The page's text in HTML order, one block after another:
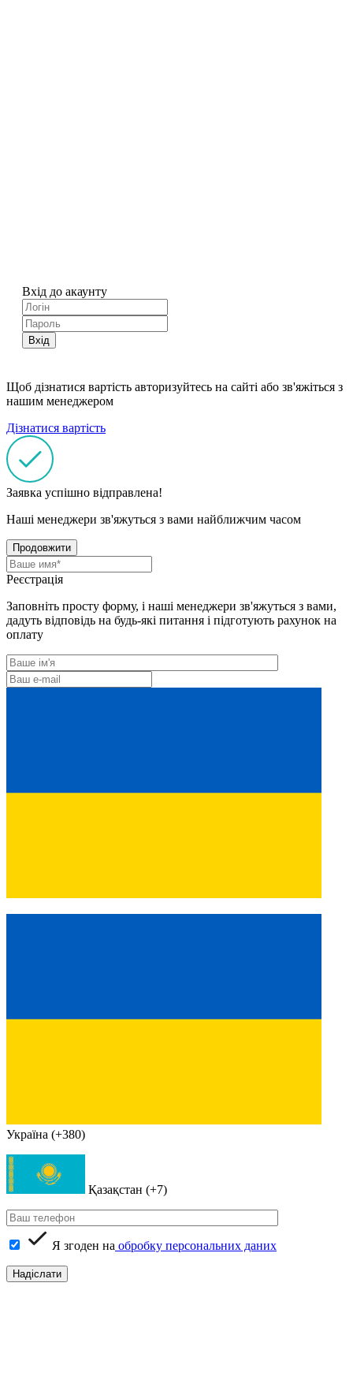
Вхід до акаунту
Вхід
Щоб дізнатися вартість авторизуйтесь на сайті або зв'яжіться з
нашим менеджером
Дізнатися вартість
Заявка успішно відправлена!
Наші менеджери зв'яжуться з вами найближчим часом
Продовжити
Реєстрація
Заповніть просту форму, і наші менеджери зв'яжуться з вами,
дадуть відповідь на будь-які питання і підготують рахунок на
оплату
Україна (+380)
Қазақстан (+7)
Я згоден на обробку персональних даних